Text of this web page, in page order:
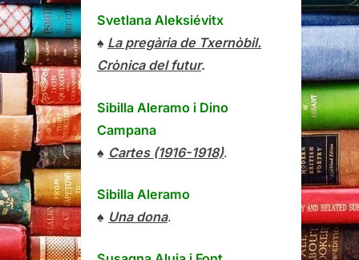
Svetlana Aleksiévitx
♠ La pregària de Txernòbil.
Crònica del futur.
Sibilla Aleramo i Dino
Campana
♠ Cartes (1916-1918).
Sibilla Aleramo
♠ Una dona.